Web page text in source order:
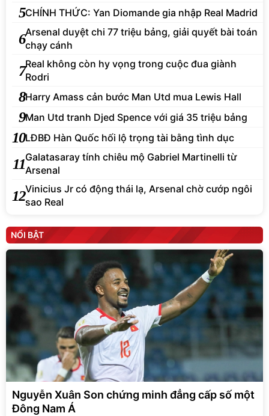
5CHÍNH THỨC: Yan Diomande gia nhập Real Madrid
6Arsenal duyệt chi 77 triệu bảng, giải quyết bài toán
chạy cánh
7Real không còn hy vọng trong cuộc đua giành
Rodri
8Harry Amass cản bước Man Utd mua Lewis Hall
9Man Utd tranh Djed Spence với giá 35 triệu bảng
10LĐBĐ Hàn Quốc hối lộ trọng tài bằng tình dục
11Galatasaray tính chiêu mộ Gabriel Martinelli từ
Arsenal
12Vinicius Jr có động thái lạ, Arsenal chờ cướp ngôi
sao Real
NỔI BẬT
Nguyễn Xuân Son chứng minh đẳng cấp số một
Đông Nam Á